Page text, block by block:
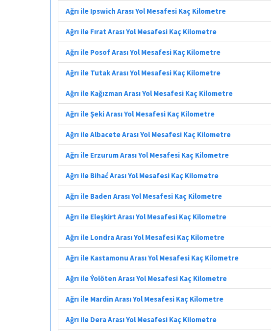
Ağrı ile Ipswich Arası Yol Mesafesi Kaç Kilometre
Ağrı ile Fırat Arası Yol Mesafesi Kaç Kilometre
Ağrı ile Posof Arası Yol Mesafesi Kaç Kilometre
Ağrı ile Tutak Arası Yol Mesafesi Kaç Kilometre
Ağrı ile Kağızman Arası Yol Mesafesi Kaç Kilometre
Ağrı ile Şeki Arası Yol Mesafesi Kaç Kilometre
Ağrı ile Albacete Arası Yol Mesafesi Kaç Kilometre
Ağrı ile Erzurum Arası Yol Mesafesi Kaç Kilometre
Ağrı ile Bihać Arası Yol Mesafesi Kaç Kilometre
Ağrı ile Baden Arası Yol Mesafesi Kaç Kilometre
Ağrı ile Eleşkirt Arası Yol Mesafesi Kaç Kilometre
Ağrı ile Londra Arası Yol Mesafesi Kaç Kilometre
Ağrı ile Kastamonu Arası Yol Mesafesi Kaç Kilometre
Ağrı ile Ýolöten Arası Yol Mesafesi Kaç Kilometre
Ağrı ile Mardin Arası Yol Mesafesi Kaç Kilometre
Ağrı ile Dera Arası Yol Mesafesi Kaç Kilometre